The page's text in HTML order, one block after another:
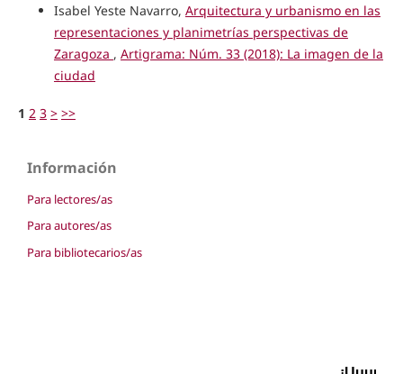
Isabel Yeste Navarro, Arquitectura y urbanismo en las
representaciones y planimetrías perspectivas de
Zaragoza , Artigrama: Núm. 33 (2018): La imagen de la
ciudad
1 2 3 > >>
Información
Para lectores/as
Para autores/as
Para bibliotecarios/as